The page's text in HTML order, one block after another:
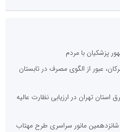
پزشکیان با مردم
عبور از الگوی مصرف در تابستان
تهران در ارزیابی نظارت عالیه
در شانزدهمین مانور سراسری طرح مهتاب